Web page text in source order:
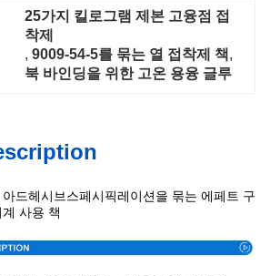
25가지 킬로그램 제본 고융점 접
착제
, 9009-54-5를 묶는 열 접착제 책,
북 바인딩을 위한 고온 용융 글루
드헤시브스페시픽레이션을 묶는 에페트 구
사용 책